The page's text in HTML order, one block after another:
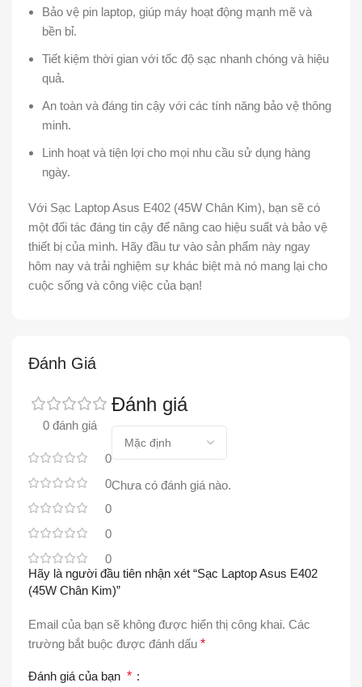
Bảo vệ pin laptop, giúp máy hoạt động mạnh mẽ và
bền bỉ.
Tiết kiệm thời gian với tốc độ sạc nhanh chóng và hiệu
quả.
An toàn và đáng tin cậy với các tính năng bảo vệ thông
minh.
Linh hoạt và tiện lợi cho mọi nhu cầu sử dụng hàng
ngày.
Với Sạc Laptop Asus E402 (45W Chân Kim), bạn sẽ có
một đối tác đáng tin cậy để nâng cao hiệu suất và bảo vệ
thiết bị của mình. Hãy đầu tư vào sản phẩm này ngay
hôm nay và trải nghiệm sự khác biệt mà nó mang lại cho
cuộc sống và công việc của bạn!
Đánh Giá
0 đánh giá
0
0
0
0
0
Đánh giá
Chưa có đánh giá nào.
Hãy là người đầu tiên nhận xét “Sạc Laptop Asus E402
(45W Chân Kim)”
Email của bạn sẽ không được hiển thị công khai. Các
trường bắt buộc được đánh dấu *
Đánh giá của bạn *